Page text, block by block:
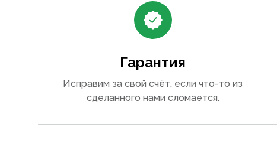
Гарантия
Исправим за свой счёт, если что-то из
сделанного нами сломается.